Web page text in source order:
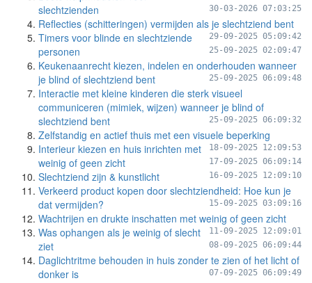
slechtzienden
30-03-2026 07:03:25
Reflecties (schitteringen) vermijden als je slechtziend bent
29-09-2025 05:09:42
Timers voor blinde en slechtziende
personen
25-09-2025 02:09:47
Keukenaanrecht kiezen, indelen en onderhouden wanneer
je blind of slechtziend bent
25-09-2025 06:09:48
Interactie met kleine kinderen die sterk visueel
communiceren (mimiek, wijzen) wanneer je blind of
slechtziend bent
25-09-2025 06:09:32
Zelfstandig en actief thuis met een visuele beperking
18-09-2025 12:09:53
Interieur kiezen en huis inrichten met
weinig of geen zicht
17-09-2025 06:09:14
Slechtziend zijn & kunstlicht 16-09-2025 12:09:10
Verkeerd product kopen door slechtziendheid: Hoe kun je
dat vermijden?
15-09-2025 03:09:16
Wachtrijen en drukte inschatten met weinig of geen zicht
11-09-2025 12:09:01
Was ophangen als je weinig of slecht
ziet
08-09-2025 06:09:44
Daglichtritme behouden in huis zonder te zien of het licht of
donker is
07-09-2025 06:09:49